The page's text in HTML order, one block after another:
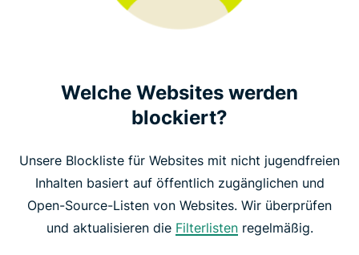
Welche Websites werden
blockiert?
Unsere Blockliste für Websites mit nicht jugendfreien
Inhalten basiert auf öffentlich zugänglichen und
Open-Source-Listen von Websites. Wir überprüfen
und aktualisieren die Filterlistenregelmäßig.